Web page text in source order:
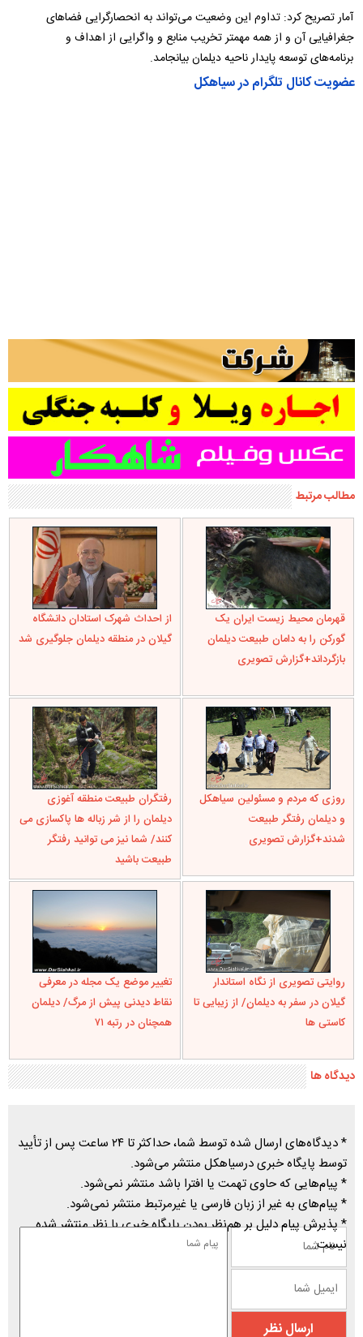
آمار تصریح کرد: تداوم این وضعیت می‌تواند به انحصارگرایی فضاهای
جغرافیایی آن و از همه مهمتر تخریب منابع و واگرایی از اهداف و
برنامه‌های توسعه پایدار ناحیه دیلمان بیانجامد.
عضویت کانال تلگرام در سیاهکل
قهرمان محیط زیست ایران یک
گورکن را به دامان طبیعت دیلمان
از احداث شهرک استادان دانشگاه
گیلان در منطقه دیلمان جلوگیری شد
روزی که مردم و مسئولین سیاهکل
و دیلمان رفتگر طبیعت
شدند+گزارش تصویری
رفتگران طبیعت منطقه آغوزی
دیلمان را از شر زباله ها پاکسازی می
کنند/ شما نیز می توانید رفتگر
روایتی تصویری از نگاه استاندار
گیلان در سفر به دیلمان/ از زیبایی تا
کاستی ها
تغییر موضع یک مجله در معرفی
نقاط دیدنی پیش از مرگ/ دیلمان
همچنان در رتبه ۷۱
دیدگاه ها
* دیدگاه‌های ارسال شده توسط شما، حداکثر تا ۲۴ ساعت پس از تأیید
توسط پایگاه خبری درسیاهکل منتشر می‌شود.
* پیام‌هایی که حاوی تهمت یا افترا باشد منتشر نمی‌شود.
* پیام‌های به غیر از زبان فارسی یا غیرمرتبط منتشر نمی‌شود.
* پذیرش پیام دلیل بر هم‌نظر بودن پایگاه خبری با نظر منتشر شده
نیست.